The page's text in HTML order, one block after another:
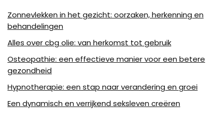
Zonnevlekken in het gezicht: oorzaken, herkenning en
behandelingen
Alles over cbg olie: van herkomst tot gebruik
Osteopathie: een effectieve manier voor een betere
gezondheid
Hypnotherapie: een stap naar verandering en groei
Een dynamisch en verrijkend seksleven creëren